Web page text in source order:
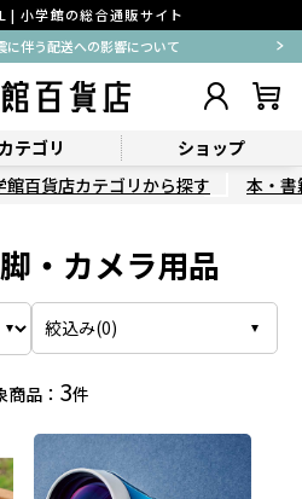
| 小学館の総合通販サイト
に伴う配送への影響について
カテゴリ
ショップ
館百貨店カテゴリから探す 本・
・カメラ用品
絞込み(0)
商品： 3件